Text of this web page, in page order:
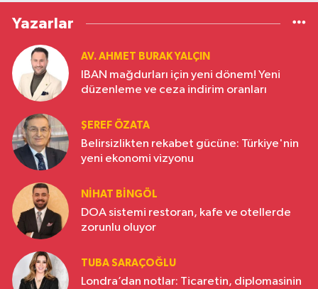
Yazarlar
AV. AHMET BURAK YALÇIN
IBAN mağdurları için yeni dönem! Yeni
düzenleme ve ceza indirim oranları
ŞEREF ÖZATA
Belirsizlikten rekabet gücüne: Türkiye'nin
yeni ekonomi vizyonu
NIHAT BINGÖL
DOA sistemi restoran, kafe ve otellerde
zorunlu oluyor
TUBA SARAÇOĞLU
Londra’dan notlar: Ticaretin, diplomasinin